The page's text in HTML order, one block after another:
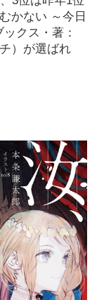
かない ～今日
クス・著：
）が選ばれ